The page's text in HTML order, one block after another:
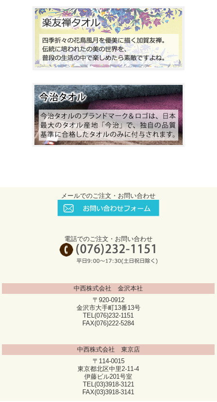
メールでのご注文・お問い合わせ
電話でのご注文・お問い合わせ
中西株式会社 金沢本社
〒920-0912
金沢市大手町13番13号
TEL(076)232-1151
FAX(076)222-5284
中西株式会社 東京店
〒114-0015
東京都北区中里2-11-4
伊藤ビル201号室
TEL(03)3918-3121
FAX(03)3918-3141